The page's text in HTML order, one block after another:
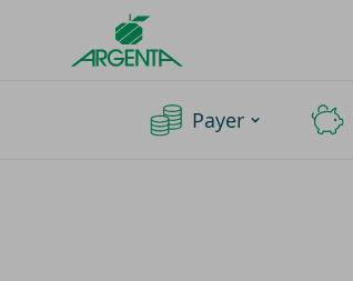
Argenta
Homepage
Payer